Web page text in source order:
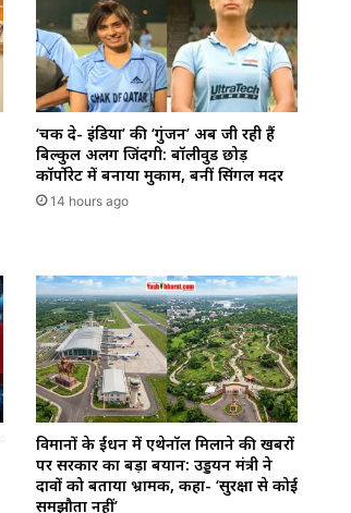
‘चक दे- इंडिया’ की ‘गुंजन’ अब जी रही हैं
बिल्कुल अलग जिंदगी: बॉलीवुड छोड़
कॉर्पोरेट में बनाया मुकाम, बनीं सिंगल मदर
14 hours ago
विमानों के ईंधन में एथेनॉल मिलाने की खबरों
पर सरकार का बड़ा बयान: उड्डयन मंत्री ने
दावों को बताया भ्रामक, कहा- ‘सुरक्षा से कोई
समझौता नहीं’